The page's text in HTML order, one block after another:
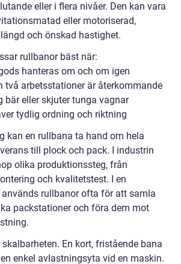
eller i flera nivåer. Den kan vara
eller motoriserad,
och önskad hastighet.
rullbanor bäst när:
hanteras om och om igen
två arbetsstationer är återkommande
bär eller skjuter tunga vagnar
tydlig ordning och riktning
kan en rullbana ta hand om hela
till plock och pack. I industrin
olika produktionssteg, från
och kvalitetstest. I en
rullbanor ofta för att samla
packstationer och föra dem mot
En kort, fristående bana
enkel avlastningsyta vid en maskin.